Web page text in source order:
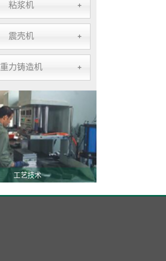
粘浆机 +
震壳机 +
重力铸造机 +
工艺技术